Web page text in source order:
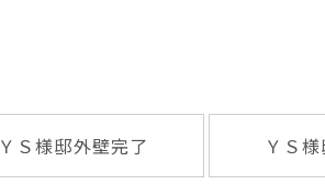
ＹＳ様邸外壁完了 ＹＳ